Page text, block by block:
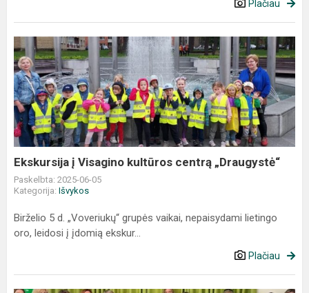
Plačiau
Ekskursija
į
Visagino
kultūros
centrą
„Draugystė“
Ekskursija į Visagino kultūros centrą „Draugystė“
Paskelbta: 2025-06-05
Kategorija: Išvykos
Birželio 5 d. „Voveriukų“ grupės vaikai, nepaisydami lietingo
oro, leidosi į įdomią ekskur...
Plačiau